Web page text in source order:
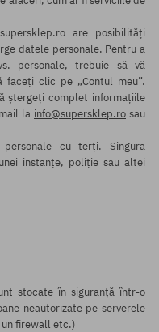
are posibilități
datele personale. Pentru a
personale, trebuie să vă
clic pe „Contul meu”.
ștergeți complet informațiile
la info@supersklep.ro sau
cu terți. Singura
instanțe, poliție sau altei
stocate în siguranță într-o
neautorizate pe serverele
firewall etc.)